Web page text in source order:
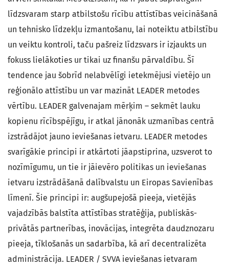
līdzsvaram starp atbilstošu rīcību attīstības veicināšanā
un tehnisko līdzekļu izmantošanu, lai noteiktu atbilstību
un veiktu kontroli, taču pašreiz līdzsvars ir izjaukts un
fokuss lielākoties ur tikai uz finanšu pārvaldību. Šī
tendence jau šobrīd nelabvēlīgi ietekmējusi vietējo un
reģionālo attīstību un var mazināt LEADER metodes
vērtību. LEADER galvenajam mērķim – sekmēt lauku
kopienu rīcībspējīgu, ir atkal jānonāk uzmanības centrā
izstrādājot jauno ieviešanas ietvaru. LEADER metodes
svarīgākie principi ir atkārtoti jāapstiprina, uzsverot to
nozīmīgumu, un tie ir jāievēro politikas un ieviešanas
ietvaru izstrādāšanā dalībvalstu un Eiropas Savienības
līmenī. Šie principi ir: augšupejošā pieeja, vietējās
vajadzībās balstīta attīstības stratēģija, publiskās-
privātās partnerības, inovācijas, integrēta daudznozaru
pieeja, tīklošanās un sadarbība, kā arī decentralizēta
administrācija. LEADER / SVVA ieviešanas ietvaram